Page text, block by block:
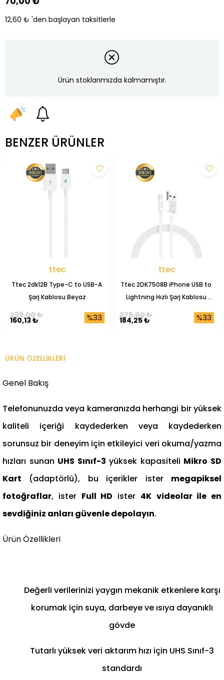
12,60 ₺ 'den başlayan taksitlerle
Ürün stoklarımızda kalmamıştır.
BENZER ÜRÜNLER
ttec
Ttec 2dk12B Type-C to USB-A
Şarj Kablosu Beyaz
%33
160,13 ₺
239,00 ₺
ttec
Ttec 2DK7508B iPhone USB to
Lightning Hızlı Şarj Kablosu
%33
184,25 ₺
275,00 ₺
ÜRÜN ÖZELLIKLERI
Genel Bakış
Telefonunuzda veya kameranızda herhangi bir yüksek
kaliteli içeriği kaydederken veya kaydederken
sorunsuz bir deneyim için etkileyici veri okuma/yazma
hızları sunan UHS Sınıf-3 yüksek kapasiteli Mikro SD
Kart (adaptörlü), bu içerikler ister megapiksel
fotoğraflar, ister Full HD ister 4K videolar ile en
sevdiğiniz anları güvenle depolayın.
Ürün Özellikleri
Değerli verilerinizi yaygın mekanik etkenlere karşı
korumak için suya, darbeye ve ısıya dayanıklı
gövde
Tutarlı yüksek veri aktarım hızı için UHS Sınıf-3
standardı